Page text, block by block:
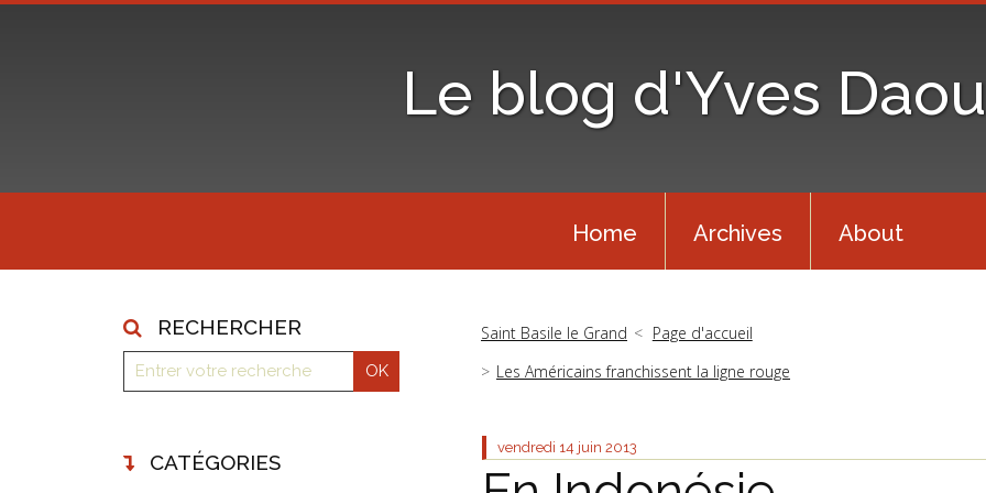
Le blog d'Yves
Home Archives About
RECHERCHER
CATÉGORIES
Saint Basile le Grand
Page d'accueil
Les Américains franchissent la ligne rouge
vendredi 14 juin 2013